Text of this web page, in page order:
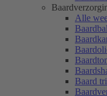
Alle
Baard